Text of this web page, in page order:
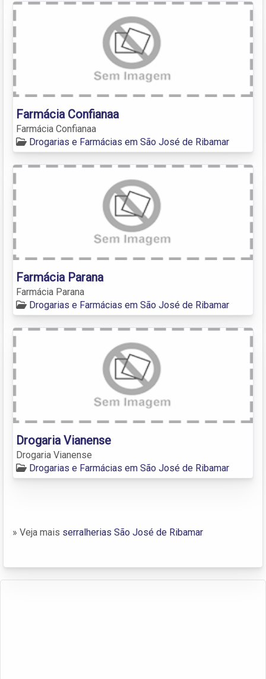
Farmácia Confianaa
Farmácia Confianaa
Drogarias e Farmácias em São José de Ribamar
Farmácia Parana
Farmácia Parana
Drogarias e Farmácias em São José de Ribamar
Drogaria Vianense
Drogaria Vianense
Drogarias e Farmácias em São José de Ribamar
» Veja mais serralherias São José de Ribamar